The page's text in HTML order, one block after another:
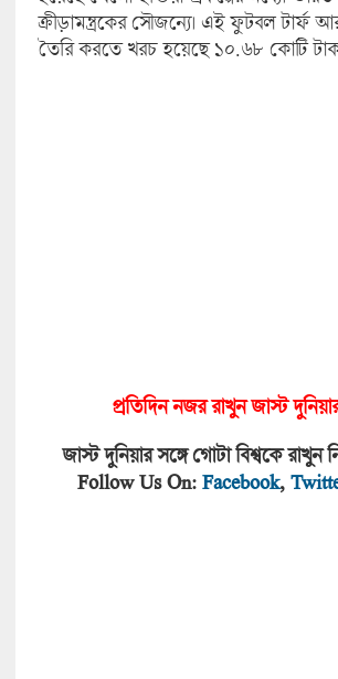
ক্রীড়ামন্ত্রকের সৌজন্যে। এই ফুটবল টার্ফ আর
তৈরি করতে খরচ হয়েছে ১০.৬৮ কোটি
প্রতিদিন নজর রাখুন জাস্ট দুনিয়া
জাস্ট দুনিয়ার সঙ্গে গোটা বিশ্বকে রাখুন
Follow Us On: Facebook,